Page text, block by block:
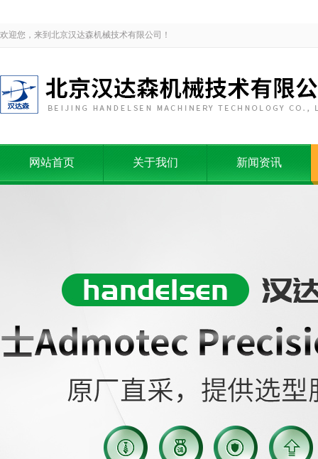
欢迎您，来到北京汉达森机械技术有限公司！
网站首页 关于我们 新闻资讯